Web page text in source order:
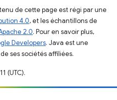
de cette page est régi par une
4.0, et les échantillons de
2.0. Pour en savoir plus,
Developers. Java est une
ses sociétés affiliées.
(UTC).